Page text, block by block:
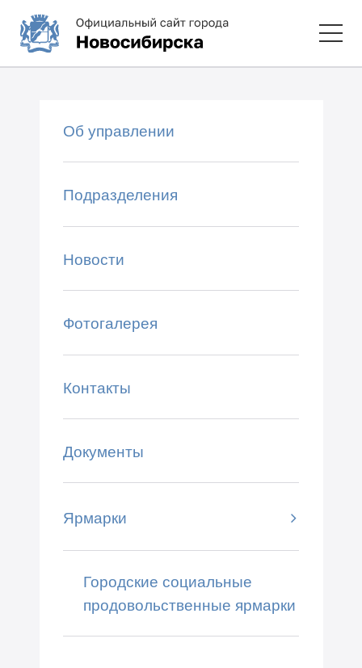
Об управлении
Подразделения
Новости
Фотогалерея
Контакты
Документы
Ярмарки
Городские социальные
продовольственные ярмарки